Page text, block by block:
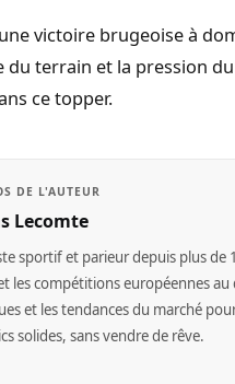
victoire brugeoise à
du terrain et la pression
ce topper.
DE L'AUTEUR
Lecomte
sportif et parieur depuis plus de
les compétitions européennes
et les tendances du marché
solides, sans vendre de rêve.